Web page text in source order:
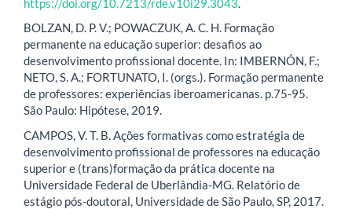
BOLZAN, D. P. V.; POWACZUK, A. C. H. Formação
permanente na educação superior: desafios ao
desenvolvimento profissional docente. In: IMBERNÓN, F.;
NETO, S. A.; FORTUNATO, I. (orgs.). Formação permanente
de professores: experiências iberoamericanas. p.75-95.
São Paulo: Hipótese, 2019.
CAMPOS, V. T. B. Ações formativas como estratégia de
desenvolvimento profissional de professores na educação
superior e (trans)formação da prática docente na
Universidade Federal de Uberlândia-MG. Relatório de
estágio pós-doutoral, Universidade de São Paulo, SP, 2017.